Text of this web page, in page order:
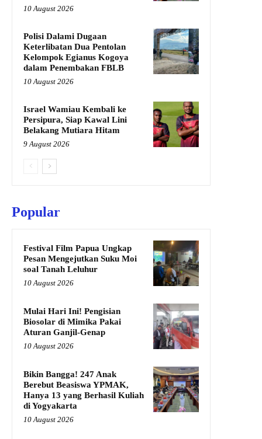
10 August 2026
Polisi Dalami Dugaan
Keterlibatan Dua Pentolan
Kelompok Egianus Kogoya
dalam Penembakan FBLB
10 August 2026
Israel Wamiau Kembali ke
Persipura, Siap Kawal Lini
Belakang Mutiara Hitam
9 August 2026
Popular
Festival Film Papua Ungkap
Pesan Mengejutkan Suku Moi
soal Tanah Leluhur
10 August 2026
Mulai Hari Ini! Pengisian
Biosolar di Mimika Pakai
Aturan Ganjil-Genap
10 August 2026
Bikin Bangga! 247 Anak
Berebut Beasiswa YPMAK,
Hanya 13 yang Berhasil Kuliah
di Yogyakarta
10 August 2026